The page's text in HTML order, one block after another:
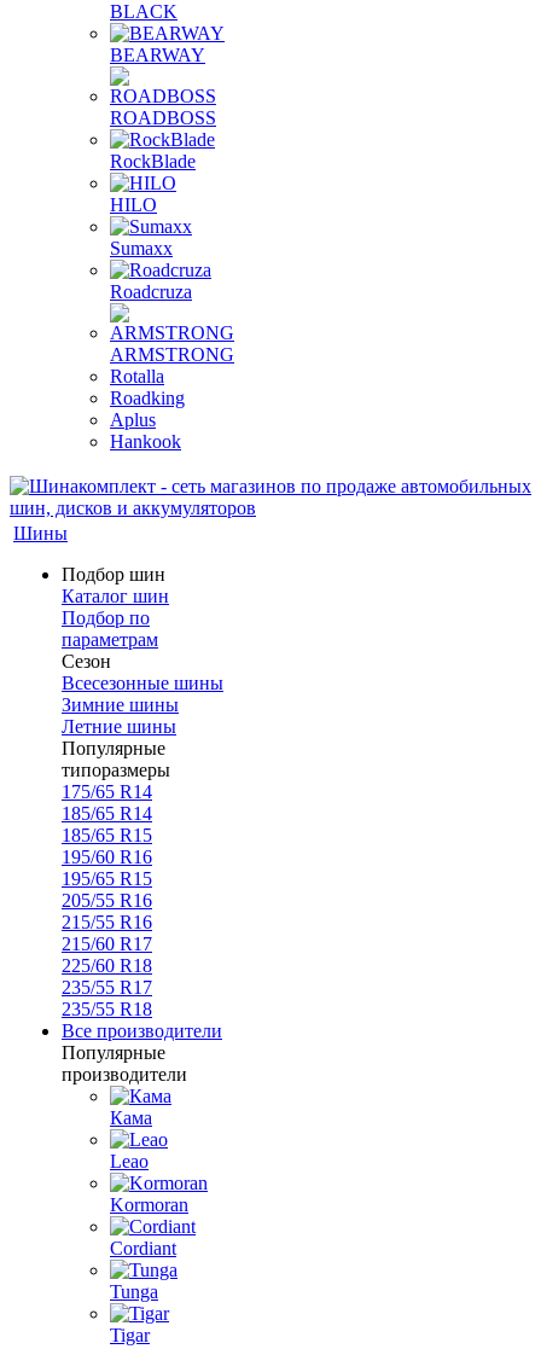
BLACK
BEARWAY
ROADBOSS
RockBlade
HILO
Sumaxx
Roadcruza
ARMSTRONG
Rotalla
Roadking
Aplus
Hankook
Шины
Подбор шин
Каталог шин
Подбор по
параметрам
Сезон
Всесезонные шины
Зимние шины
Летние шины
Популярные
типоразмеры
175/65 R14
185/65 R14
185/65 R15
195/60 R16
195/65 R15
205/55 R16
215/55 R16
215/60 R17
225/60 R18
235/55 R17
235/55 R18
Все производители
Популярные
производители
Кама
Leao
Kormoran
Cordiant
Tunga
Tigar